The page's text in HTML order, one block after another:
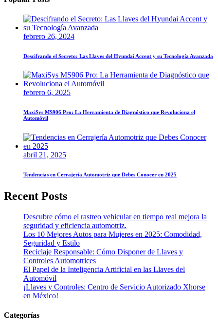
febrero 26, 2024
Descifrando el Secreto: Las Llaves del Hyundai Accent y su Tecnología Avanzada
febrero 6, 2025
MaxiSys MS906 Pro: La Herramienta de Diagnóstico que Revoluciona el
Automóvil
abril 21, 2025
Tendencias en Cerrajería Automotriz que Debes Conocer en 2025
Recent Posts
Descubre cómo el rastreo vehicular en tiempo real mejora la
seguridad y eficiencia automotriz.
Los 10 Mejores Autos para Mujeres en 2025: Comodidad,
Seguridad y Estilo
Reciclaje Responsable: Cómo Disponer de Llaves y
Controles Automotrices
El Papel de la Inteligencia Artificial en las Llaves del
Automóvil
¡Llaves y Controles: Centro de Servicio Autorizado Xhorse
en México!
Categorías